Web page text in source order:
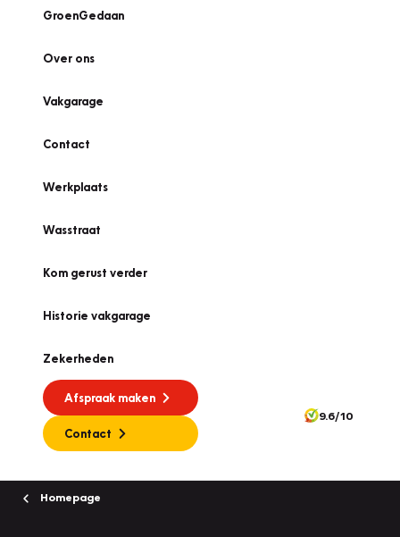
GroenGedaan
Over ons
Vakgarage
Contact
Werkplaats
Wasstraat
Kom gerust verder
Historie vakgarage
Zekerheden
Afspraak maken
Contact
9.6/10
Homepage